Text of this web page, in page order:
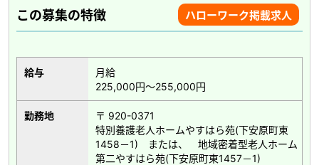
この募集の特徴 ハローワーク掲載求人
給与
月給
225,000円～255,000円
勤務地
〒 920-0371
特別養護老人ホームやすはら苑(下安原町東
1458－1) または、 地域密着型老人ホーム
第二やすはら苑(下安原町東1457－1)